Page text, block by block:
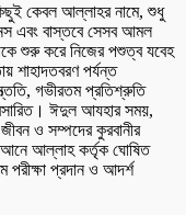
কেবল আল্লাহর নামে, শুধু
এবং বাস্তবে সেসব আমল
শুরু করে নিজের পশুত্ব যবেহ
শাহাদতবরণ পর্যন্ত
গভীরতম প্রতিশ্রুতি
ঈদুল আযহার সময়,
ও সম্পদের কুরবানীর
আল্লাহ কর্তৃক ঘোষিত
পরীক্ষা প্রদান ও আদর্শ